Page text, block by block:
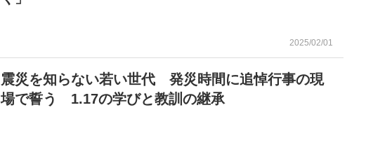
2025/02/01
震災を知らない若い世代 発災時間に追悼行事の現
場で誓う 1.17の学びと教訓の継承